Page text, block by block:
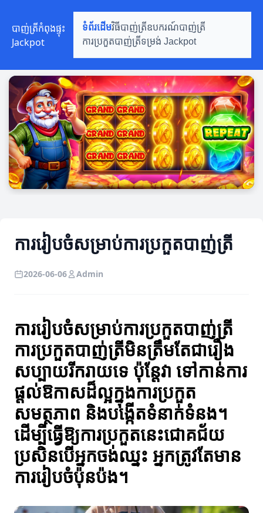
បាញ់ត្រីកំពុងផ្ទុះ
Jackpot
ទំព័រដើមវិធីបាញ់ត្រីឧបករណ៍បាញ់ត្រី
ការប្រកួតបាញ់ត្រីទម្រង់ Jackpot
ការរៀបចំសម្រាប់ការប្រកួតបាញ់ត្រី
2026-06-06 Admin
ការរៀបចំសម្រាប់ការប្រកួតបាញ់ត្រី
ការប្រកួតបាញ់ត្រីមិនត្រឹមតែជារឿង
សប្បាយរីករាយទេ ប៉ុន្តែវា ទៅកាន់ការ
ផ្តល់ឱកាសដ៏ល្អក្នុងការប្រកួត
សមត្ថភាព និងបង្កើតទំនាក់ទំនង។
ដើម្បីធ្វើឱ្យការប្រកួតនេះជោគជ័យ
ប្រសិនបើអ្នកចង់ឈ្នះ អ្នកត្រូវតែមាន
ការរៀបចំប៉ុនប៉ង។